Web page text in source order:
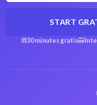
START
30 minutes gratis